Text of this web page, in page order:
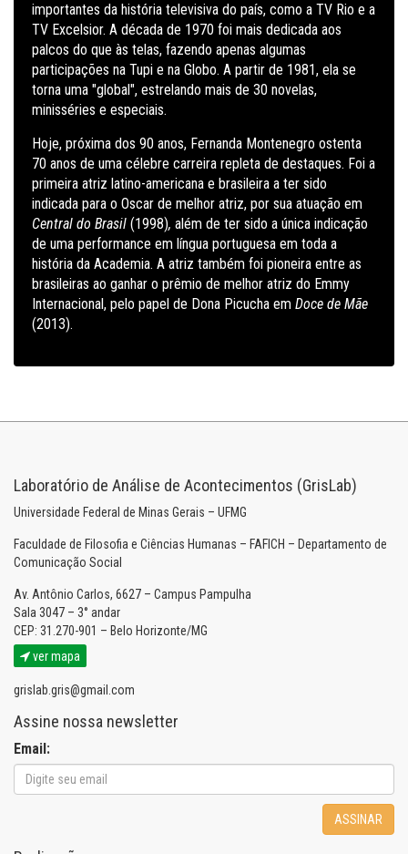
importantes da história televisiva do país, como a TV Rio e a
TV Excelsior. A década de 1970 foi mais dedicada aos
palcos do que às telas, fazendo apenas algumas
participações na Tupi e na Globo. A partir de 1981, ela se
torna uma "global", estrelando mais de 30 novelas,
minisséries e especiais.
Hoje, próxima dos 90 anos, Fernanda Montenegro ostenta
70 anos de uma célebre carreira repleta de destaques. Foi a
primeira atriz latino-americana e brasileira a ter sido
indicada para o Oscar de melhor atriz, por sua atuação em
Central do Brasil (1998), além de ter sido a única indicação
de uma performance em língua portuguesa em toda a
história da Academia. A atriz também foi pioneira entre as
brasileiras ao ganhar o prêmio de melhor atriz do Emmy
Internacional, pelo papel de Dona Picucha em Doce de Mãe
(2013).
Laboratório de Análise de Acontecimentos (GrisLab)
Universidade Federal de Minas Gerais – UFMG
Faculdade de Filosofia e Ciências Humanas – FAFICH – Departamento de
Comunicação Social
Av. Antônio Carlos, 6627 – Campus Pampulha
Sala 3047 – 3° andar
CEP: 31.270-901 – Belo Horizonte/MG
ver mapa
grislab.gris@gmail.com
Assine nossa newsletter
Email:
ASSINAR